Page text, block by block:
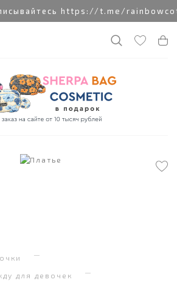
https://t.me/
для девочек